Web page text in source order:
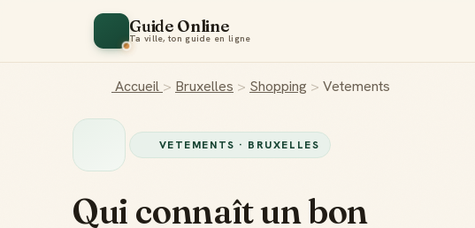
Guide Online
Ta ville, ton guide en ligne
Accueil > Bruxelles > Shopping > Vetements
VETEMENTS · BRUXELLES
Qui connaît un bon